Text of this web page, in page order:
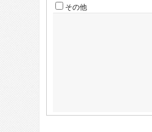
その他